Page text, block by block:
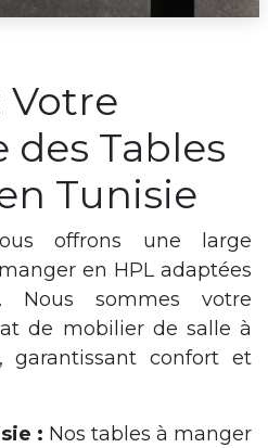
Votre
des Tables
Tunisie
offrons une large
en HPL adaptées
sommes votre
de mobilier de salle à
garantissant confort et
: Nos tables à manger